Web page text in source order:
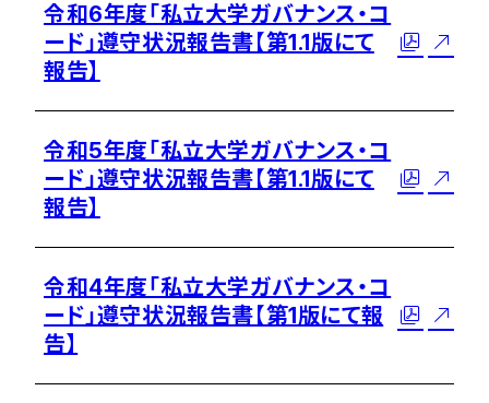
令和6年度「私立大学ガバナンス・コ
ード」遵守状況報告書【第1.1版にて
報告】
令和5年度「私立大学ガバナンス・コ
ード」遵守状況報告書【第1.1版にて
報告】
令和4年度「私立大学ガバナンス・コ
ード」遵守状況報告書【第1版にて報
告】